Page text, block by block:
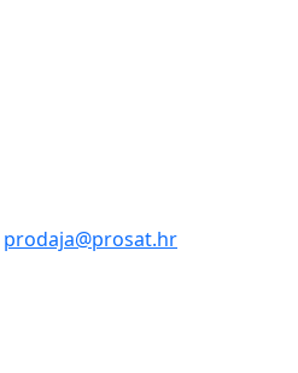
prodaja@prosat.hr